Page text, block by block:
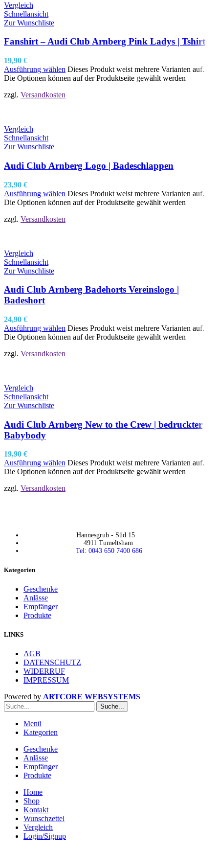
Vergleich
Schnellansicht
Zur Wunschliste
Fanshirt – Audi Club Arnberg Pink Ladys | Tshirt
19,90 €
Ausführung wählen Dieses Produkt weist mehrere Varianten auf.
Die Optionen können auf der Produktseite gewählt werden
zzgl. Versandkosten
Vergleich
Schnellansicht
Zur Wunschliste
Audi Club Arnberg Logo | Badeschlappen
23,90 €
Ausführung wählen Dieses Produkt weist mehrere Varianten auf.
Die Optionen können auf der Produktseite gewählt werden
zzgl. Versandkosten
Vergleich
Schnellansicht
Zur Wunschliste
Audi Club Arnberg Badehorts Vereinslogo |
Badeshort
24,90 €
Ausführung wählen Dieses Produkt weist mehrere Varianten auf.
Die Optionen können auf der Produktseite gewählt werden
zzgl. Versandkosten
Vergleich
Schnellansicht
Zur Wunschliste
Audi Club Arnberg New to the Crew | bedruckter
Babybody
19,90 €
Ausführung wählen Dieses Produkt weist mehrere Varianten auf.
Die Optionen können auf der Produktseite gewählt werden
zzgl. Versandkosten
Hannesgrub - Süd 15
4911 Tumeltsham
Tel: 0043 650 7400 686
Kategorien
Geschenke
Anlässe
Empfänger
Produkte
LINKS
AGB
DATENSCHUTZ
WIDERRUF
IMPRESSUM
Powered by ARTCORE WEBSYSTEMS
Suche...
Menü
Kategorien
Geschenke
Anlässe
Empfänger
Produkte
Home
Shop
Kontakt
Wunschzettel
Vergleich
Login/Signup